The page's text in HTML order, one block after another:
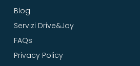
Blog
Servizi Drive&Joy
FAQs
Privacy Policy